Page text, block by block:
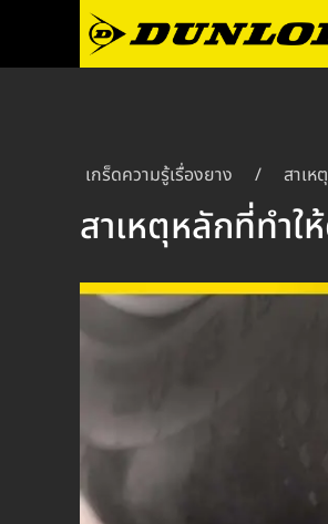
เกร็ดความรู้เรื่องยาง / สาเ
สาเหตุหลักที่ทำ